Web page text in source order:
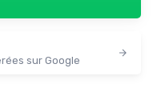
sur Google